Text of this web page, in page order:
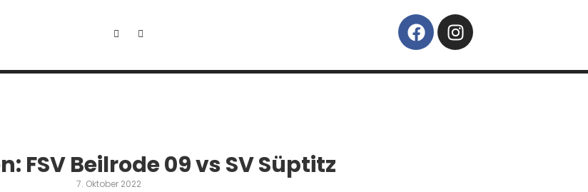
FSV Beilrode 09 vs SV Süptitz
7. Oktober 2022